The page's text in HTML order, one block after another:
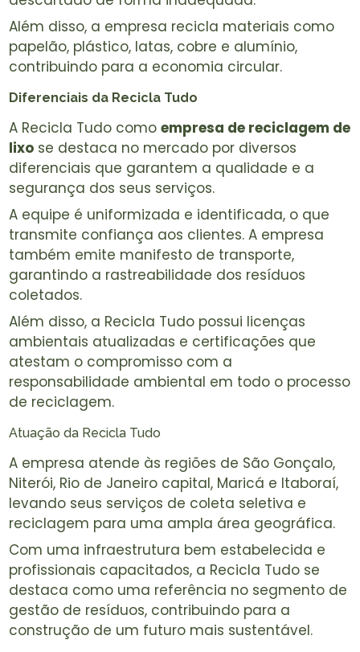
Além disso, a empresa recicla materiais como
papelão, plástico, latas, cobre e alumínio,
contribuindo para a economia circular.
Diferenciais da Recicla Tudo
A Recicla Tudo comoempresa de reciclagem de
lixo se destaca no mercado por diversos
diferenciais que garantem a qualidade e a
segurança dos seus serviços.
A equipe é uniformizada e identificada, o que
transmite confiança aos clientes. A empresa
também emite manifesto de transporte,
garantindo a rastreabilidade dos resíduos
coletados.
Além disso, a Recicla Tudo possui licenças
ambientais atualizadas e certificações que
atestam o compromisso com a
responsabilidade ambiental em todo o processo
de reciclagem.
Atuação da Recicla Tudo
A empresa atende às regiões de São Gonçalo,
Niterói, Rio de Janeiro capital, Maricá e Itaboraí,
levando seus serviços de coleta seletiva e
reciclagem para uma ampla área geográfica.
Com uma infraestrutura bem estabelecida e
profissionais capacitados, a Recicla Tudo se
destaca como uma referência no segmento de
gestão de resíduos, contribuindo para a
construção de um futuro mais sustentável.